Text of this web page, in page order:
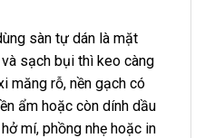
sàn tự dán là mặt
sạch bụi thì keo càng
măng rỗ, nền gạch có
ẩm hoặc còn dính dầu
mí, phồng nhẹ hoặc in